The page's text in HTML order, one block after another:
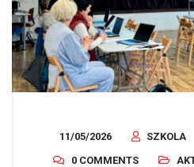
11/05/2026
SZKOLA
0 COMMENTS